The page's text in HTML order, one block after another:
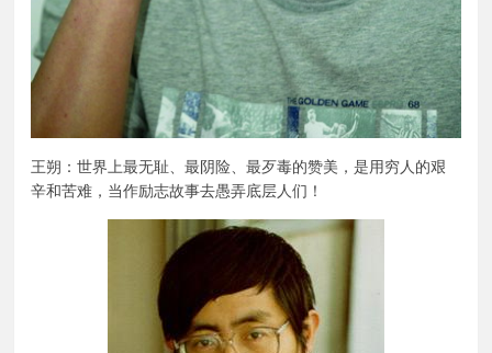
王朔：世界上最无耻、最阴险、最歹毒的赞美，是用穷人的艰
辛和苦难，当作励志故事去愚弄底层人们！